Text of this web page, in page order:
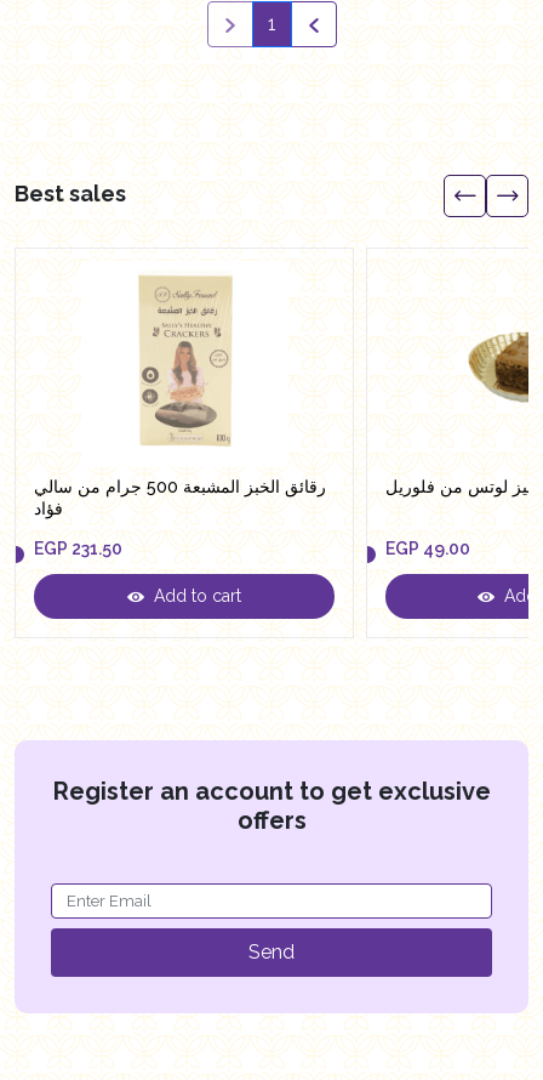
1
Best sales
رقائق الخبز المشبعة 500 جرام من سالي
فؤاد
EGP
EGP 231.50
Add to cart
لوتس من فلوريل
EGP
EGP 49.00
Add
Register an account to get exclusive
offers
Send